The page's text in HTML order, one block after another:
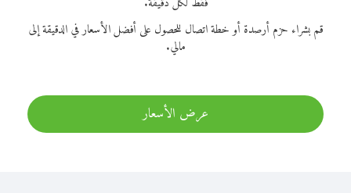
قم بشراء حزم أرصدة أو خطة اتصال للحصول على أفضل الأسعار في الدقيقة إلى
مالي.
عرض الأسعار